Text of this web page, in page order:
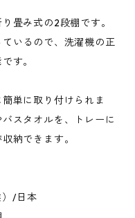
畳み式の2段棚です。
いるので、洗濯機の正
す。
単に取り付けられま
スタオルを、トレーに
納できます。
）/日本